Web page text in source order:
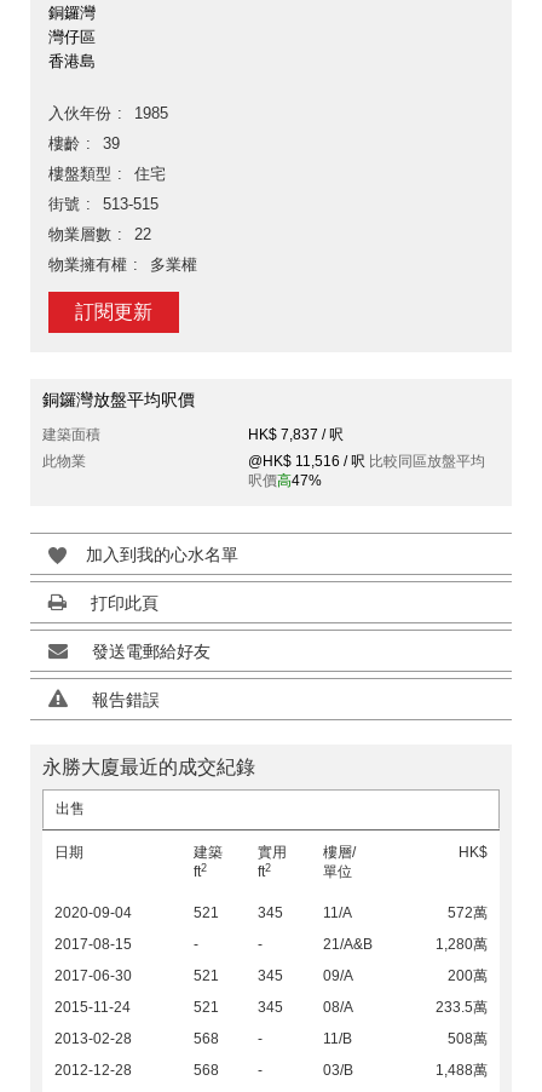
銅鑼灣
灣仔區
香港島
入伙年份
1985
樓齡
39
樓盤類型
住宅
街號
513-515
物業層數
22
物業擁有權
多業權
訂閱更新
銅鑼灣放盤平均呎價
建築面積
HK$ 7,837 / 呎
此物業
@HK$ 11,516 / 呎 比較同區放盤平均
呎價高47%
加入到我的心水名單
打印此頁
發送電郵給好友
報告錯誤
永勝大廈最近的成交紀錄
出售
日期
建築
ft2
實用
ft2
樓層/
單位
HK$
2020-09-04 521 345 11/A
572萬
2017-08-15
- - 21/A&B
1,280萬
2017-06-30
521 345 09/A
200萬
2015-11-24
521 345 08/A
233.5萬
2013-02-28
568 - 11/B
508萬
2012-12-28
568 - 03/B
1,488萬